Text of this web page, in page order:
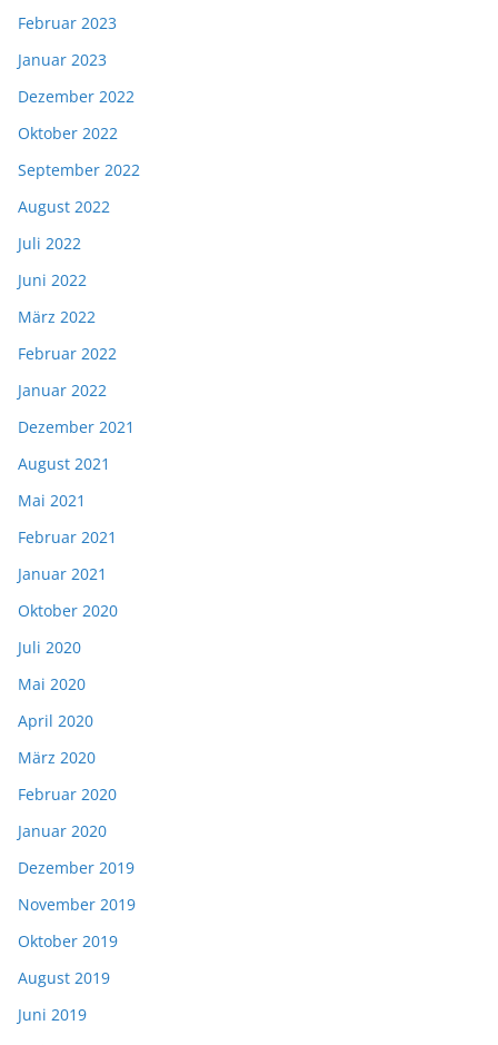
Februar 2023
Januar 2023
Dezember 2022
Oktober 2022
September 2022
August 2022
Juli 2022
Juni 2022
März 2022
Februar 2022
Januar 2022
Dezember 2021
August 2021
Mai 2021
Februar 2021
Januar 2021
Oktober 2020
Juli 2020
Mai 2020
April 2020
März 2020
Februar 2020
Januar 2020
Dezember 2019
November 2019
Oktober 2019
August 2019
Juni 2019